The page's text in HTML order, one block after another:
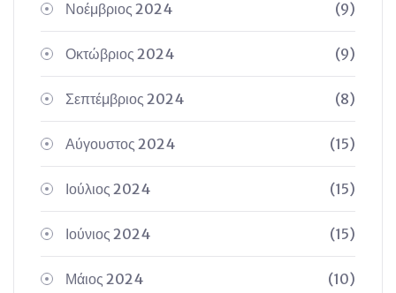
Νοέμβριος 2024 (9)
Οκτώβριος 2024 (9)
Σεπτέμβριος 2024 (8)
Αύγουστος 2024 (15)
Ιούλιος 2024 (15)
Ιούνιος 2024 (15)
Μάιος 2024 (10)